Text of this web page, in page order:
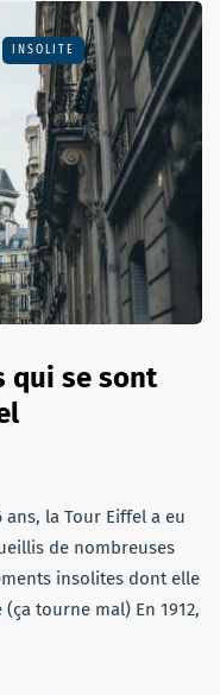
INSOLITE
qui se sont
ans, la Tour Eiffel a eu
de nombreuses
insolites dont elle
tourne mal) En 1912,